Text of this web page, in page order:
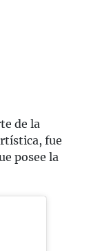
de la
fue
posee la